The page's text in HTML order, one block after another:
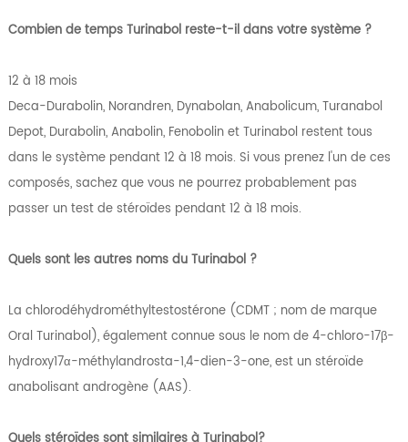
Combien de temps Turinabol reste-t-il dans votre système ?
12 à 18 mois
Deca-Durabolin, Norandren, Dynabolan, Anabolicum, Turanabol
Depot, Durabolin, Anabolin, Fenobolin et Turinabol restent tous
dans le système pendant 12 à 18 mois. Si vous prenez l'un de ces
composés, sachez que vous ne pourrez probablement pas
passer un test de stéroïdes pendant 12 à 18 mois.
Quels sont les autres noms du Turinabol ?
La chlorodéhydrométhyltestostérone (CDMT ; nom de marque
Oral Turinabol), également connue sous le nom de 4-chloro-17β-
hydroxy17α-méthylandrosta-1,4-dien-3-one, est un stéroïde
anabolisant androgène (AAS).